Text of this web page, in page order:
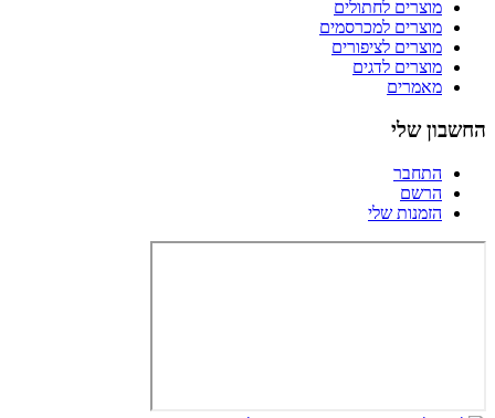
מוצרים לחתולים
מוצרים למכרסמים
מוצרים לציפורים
מוצרים לדגים
מאמרים
החשבון שלי
התחבר
הרשם
הזמנות שלי